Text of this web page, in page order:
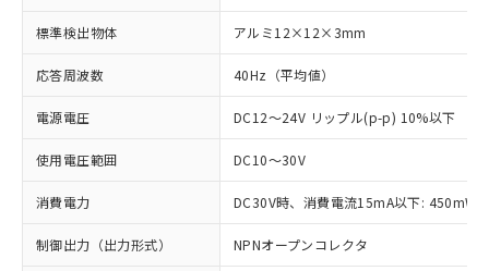
標準検出物体 アルミ12×12×3mm
応答周波数 40Hz（平均値）
電源電圧 DC12～24V リップル(p-p) 10%以下
使用電圧範囲 DC10～30V
消費電力 DC30V時、消費電流15mA以下: 450mW
制御出力（出力形式） NPNオープンコレクタ